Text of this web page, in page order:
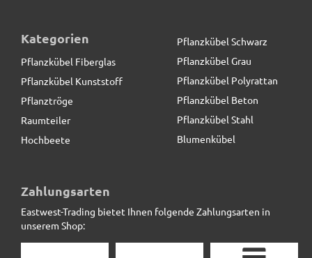
319,00 € *
Kategorien
Pflanzkübel Fiberglas
Pflanzkübel Kunststoff
Pflanztröge
Raumteiler
Hochbeete
Pflanzkübel Schwarz
Pflanzkübel Grau
Pflanzkübel Polyrattan
Pflanzkübel Beton
Pflanzkübel Stahl
Blumenkübel
Zahlungsarten
Eastwest-Trading bietet Ihnen folgende Zahlungsarten in
unserem Shop: